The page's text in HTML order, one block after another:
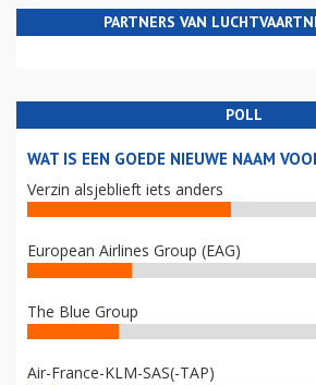
PARTNERS VAN
POLL
WAT IS EEN GOEDE NIEUWE NAAM
Verzin alsjeblieft iets anders
European Airlines Group (EAG)
The Blue Group
Air-France-KLM-SAS(-TAP)